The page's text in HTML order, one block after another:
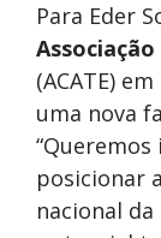
Para Eder
(ACATE) em
uma nova
posicionar
nacional